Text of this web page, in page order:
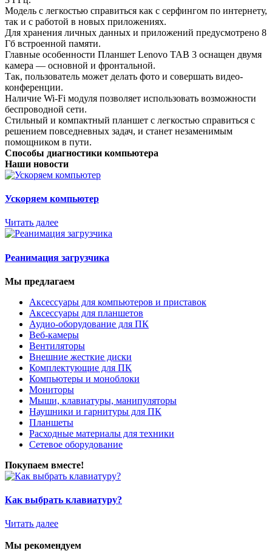
Модель с легкостью справиться как с серфингом по интернету,
так и с работой в новых приложениях.
Для хранения личных данных и приложений предусмотрено 8
Гб встроенной памяти.
Главные особенности Планшет Lenovo TAB 3 оснащен двумя
камера — основной и фронтальной.
Так, пользователь может делать фото и совершать видео-
конференции.
Наличие Wi-Fi модуля позволяет использовать возможности
беспроводной сети.
Стильный и компактный планшет с легкостью справиться с
решением повседневных задач, и станет незаменимым
помощником в пути.
Способы диагностики компьютера
Наши новости
Ускоряем компьютер
Читать далее
Реанимация загрузчика
Мы предлагаем
Аксессуары для компьютеров и приставок
Аксессуары для планшетов
Аудио-оборудование для ПК
Веб-камеры
Вентиляторы
Внешние жесткие диски
Комплектующие для ПК
Компьютеры и моноблоки
Мониторы
Мыши, клавиатуры, манипуляторы
Наушники и гарнитуры для ПК
Планшеты
Расходные материалы для техники
Сетевое оборудование
Покупаем вместе!
Как выбрать клавиатуру?
Читать далее
Мы рекомендуем